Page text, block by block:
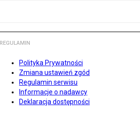
REGULAMIN
Polityka Prywatności
Zmiana ustawień zgód
Regulamin serwisu
Informacje o nadawcy
Deklaracja dostępności